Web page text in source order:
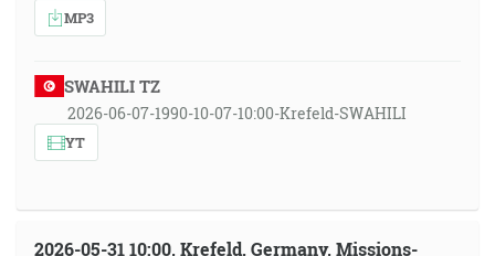
MP3
SWAHILI TZ
2026-06-07-1990-10-07-10:00-Krefeld-SWAHILI
YT
2026-05-31 10:00, Krefeld, Germany, Missions-